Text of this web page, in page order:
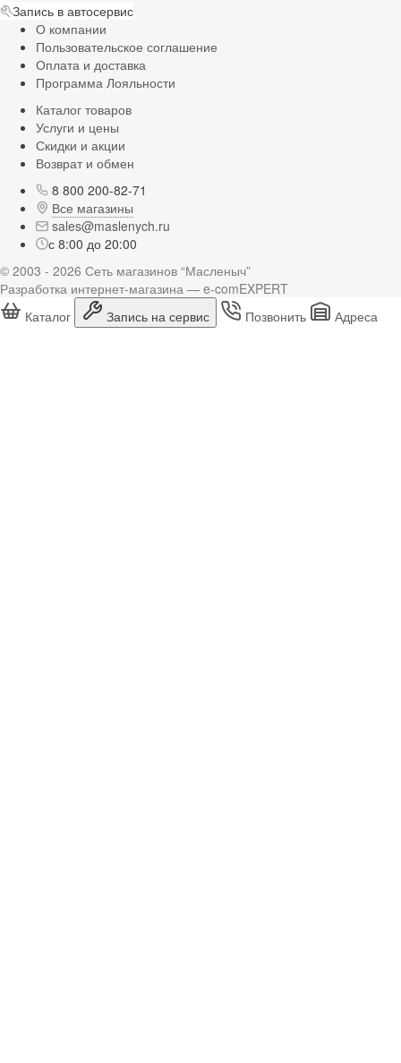
Запись в автосервис
О компании
Пользовательское соглашение
Оплата и доставка
Программа Лояльности
Каталог товаров
Услуги и цены
Скидки и акции
Возврат и обмен
8 800 200-82-71
Все магазины
sales@maslenych.ru
с 8:00 до 20:00
© 2003 - 2026 Сеть магазинов “Масленыч”
Разработка интернет-магазина — e-comEXPERT
Каталог
Запись на сервис Позвонить Адреса